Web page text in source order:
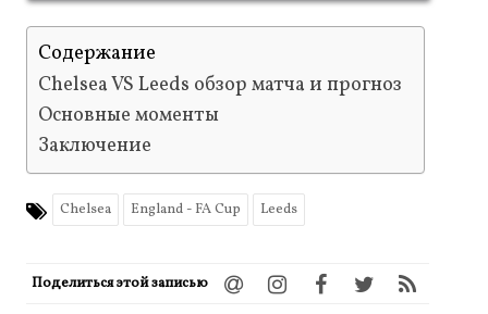
Содержание
Chelsea VS Leeds обзор матча и прогноз
Основные моменты
Заключение
Chelsea England - FA Cup Leeds
Поделиться этой записью